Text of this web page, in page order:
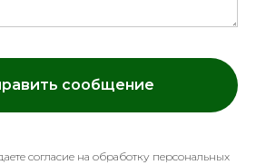
сообщение
согласие на обработку персональных